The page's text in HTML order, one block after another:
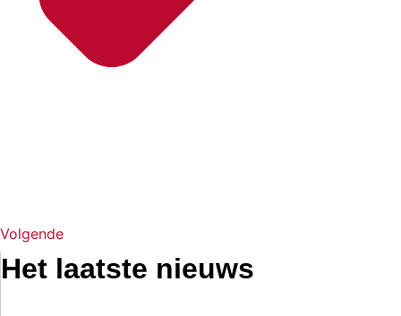
Volgende
Het laatste nieuws